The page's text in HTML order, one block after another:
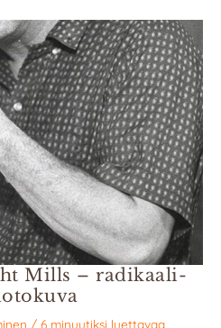
Mills – radikaali-
/ 6 minuutiksi luettavaa